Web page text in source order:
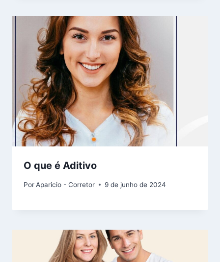
O que é Aditivo
PorAparicio - Corretor 9 de junho de 2024